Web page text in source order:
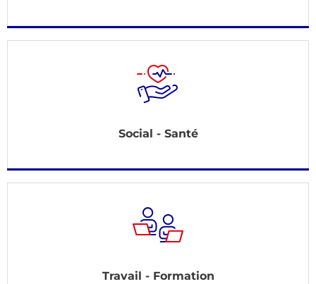
Social - Santé
Travail - Formation